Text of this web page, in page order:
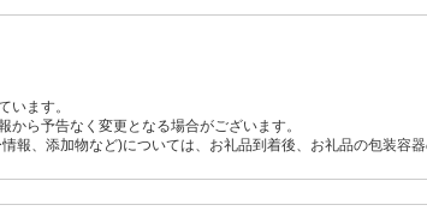
います。
ら予告なく変更となる場合がございます。
報、添加物など)については、お礼品到着後、お礼品の包装容